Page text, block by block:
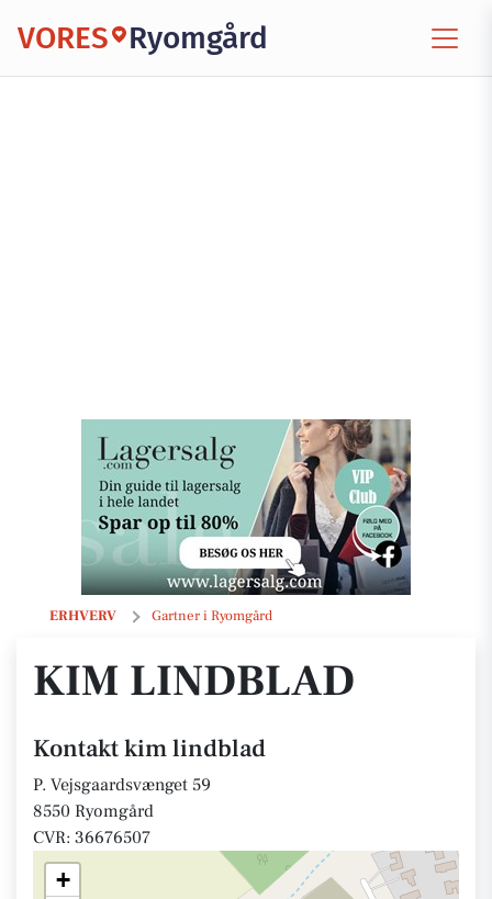
VORES Ryomgård
ERHVERV Gartner i Ryomgård
kim lindblad
KIM LINDBLAD
Kontakt kim lindblad
P. Vejsgaardsvænget 59
8550 Ryomgård
CVR: 36676507
+